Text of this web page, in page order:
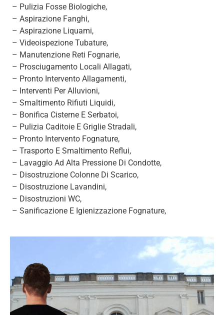
– Pulizia Fosse Biologiche,
– Aspirazione Fanghi,
– Aspirazione Liquami,
– Videoispezione Tubature,
– Manutenzione Reti Fognarie,
– Prosciugamento Locali Allagati,
– Pronto Intervento Allagamenti,
– Interventi Per Alluvioni,
– Smaltimento Rifiuti Liquidi,
– Bonifica Cisterne E Serbatoi,
– Pulizia Caditoie E Griglie Stradali,
– Pronto Intervento Fognature,
– Trasporto E Smaltimento Reflui,
– Lavaggio Ad Alta Pressione Di Condotte,
– Disostruzione Colonne Di Scarico,
– Disostruzione Lavandini,
– Disostruzioni WC,
– Sanificazione E Igienizzazione Fognature,